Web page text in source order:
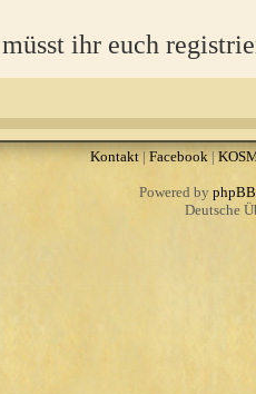
ihr euch
Kontakt|Facebook |
Powered by phpBB
Deutsche